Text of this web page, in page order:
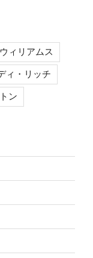
ィリアムス
ィ・リッチ
ン